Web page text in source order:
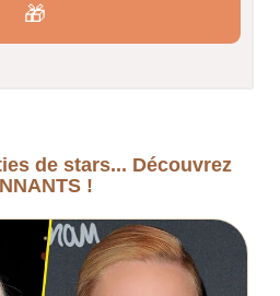
🎁
de stars... Découvrez
!